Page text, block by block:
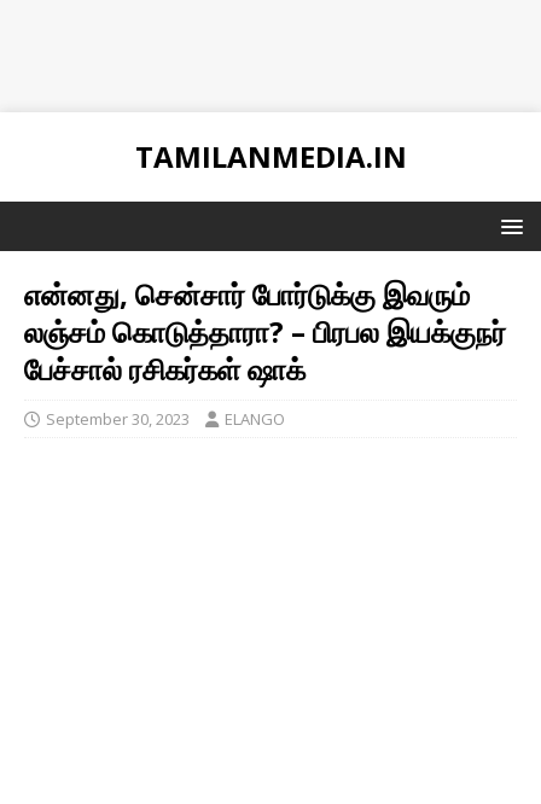
TAMILANMEDIA.IN
என்னது, சென்சார் போர்டுக்கு இவரும்
லஞ்சம் கொடுத்தாரா? – பிரபல இயக்குநர்
பேச்சால் ரசிகர்கள் ஷாக்
September 30, 2023 ELANGO